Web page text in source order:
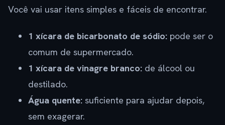
Você vai usar itens simples e fáceis de encontrar.
1 xícara de bicarbonato de sódio: pode ser o
comum de supermercado.
1 xícara de vinagre branco: de álcool ou
destilado.
Água quente: suficiente para ajudar depois,
sem exagerar.